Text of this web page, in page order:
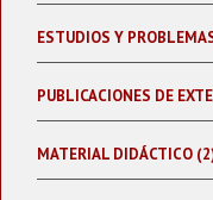
ESTUDIOS Y
PUBLICACIONES DE
MATERIAL DIDÁCTICO